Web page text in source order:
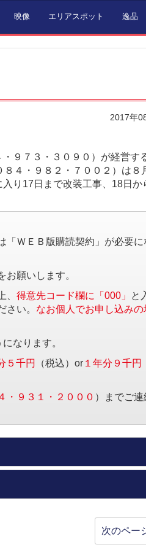
映像 エリアスポット 逸品
2017年
９７３・３０９０）が経営す
４・９８２・７００２）は８
り17日まで改装工事、18日か
ＷＥＢ版購読契約」が必要に
願いします。
得意先コード欄に「000」
と
い。 なお個人でお申し込みの
なります。
５千円 （税込）or １年分９千円
・９３１・２０００ ）までご
次のペー